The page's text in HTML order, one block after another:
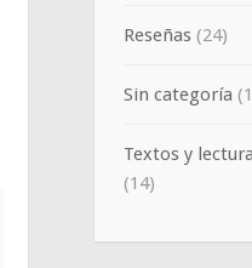
Reseñas (24)
Sin categoría
Textos y
(14)